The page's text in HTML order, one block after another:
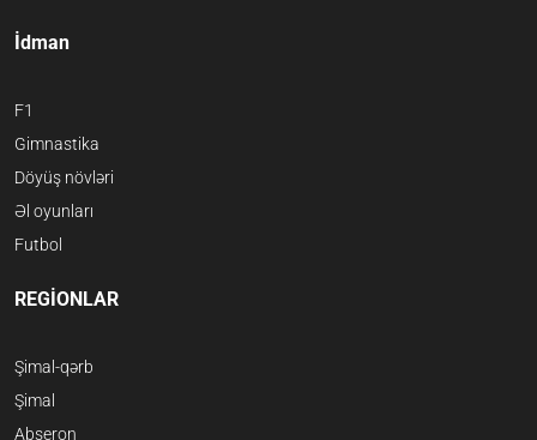
İdman
F1
Gimnastika
Döyüş növləri
Əl oyunları
Futbol
REGİONLAR
Şimal-qərb
Şimal
Abşeron